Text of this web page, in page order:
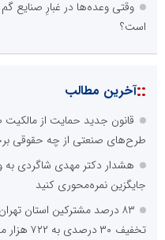
وقتی وعده‌ها در غبارِ صنایع
است؟
::آخرین مطالب
قانون جدید حمایت از مالکیت
طرح‌های صنعتی از چه حقوقی
هشدار دکتر مهدی شاگردی به
جایگزین نمره‌محوری کنید
۸۳ درصد مشترکین استان
تخفیف ۳۰ درصدی به ۷۲۲ هزار مشترک تهرانی